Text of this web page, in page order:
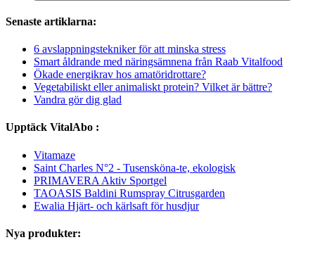
Senaste artiklarna:
6 avslappningstekniker för att minska stress
Smart åldrande med näringsämnena från Raab Vitalfood
Ökade energikrav hos amatöridrottare?
Vegetabiliskt eller animaliskt protein? Vilket är bättre?
Vandra gör dig glad
Upptäck VitalAbo :
Vitamaze
Saint Charles N°2 - Tusensköna-te, ekologisk
PRIMAVERA Aktiv Sportgel
TAOASIS Baldini Rumspray Citrusgarden
Ewalia Hjärt- och kärlsaft för husdjur
Nya produkter: